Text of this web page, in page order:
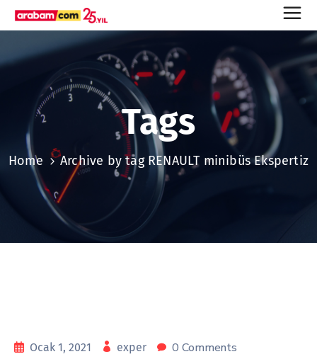
Tags
Home Archive by tag RENAULT minibüs Ekspertiz
Ocak 1, 2021 exper 0 Comments